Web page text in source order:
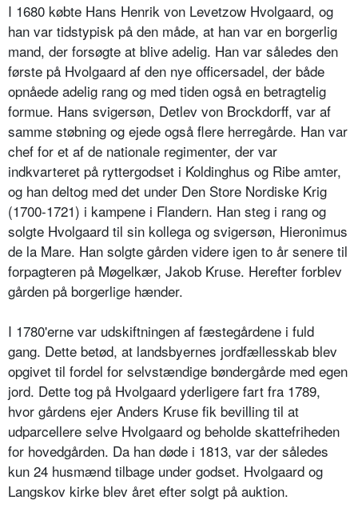
I 1680 købte Hans Henrik von Levetzow Hvolgaard, og
han var tidstypisk på den måde, at han var en borgerlig
mand, der forsøgte at blive adelig. Han var således den
første på Hvolgaard af den nye officersadel, der både
opnåede adelig rang og med tiden også en betragtelig
formue. Hans svigersøn, Detlev von Brockdorff, var af
samme støbning og ejede også flere herregårde. Han var
chef for et af de nationale regimenter, der var
indkvarteret på ryttergodset i Koldinghus og Ribe amter,
og han deltog med det under Den Store Nordiske Krig
(1700-1721) i kampene i Flandern. Han steg i rang og
solgte Hvolgaard til sin kollega og svigersøn, Hieronimus
de la Mare. Han solgte gården videre igen to år senere til
forpagteren på Møgelkær, Jakob Kruse. Herefter forblev
gården på borgerlige hænder.
I 1780'erne var udskiftningen af fæstegårdene i fuld
gang. Dette betød, at landsbyernes jordfællesskab blev
opgivet til fordel for selvstændige bøndergårde med egen
jord. Dette tog på Hvolgaard yderligere fart fra 1789,
hvor gårdens ejer Anders Kruse fik bevilling til at
udparcellere selve Hvolgaard og beholde skattefriheden
for hovedgården. Da han døde i 1813, var der således
kun 24 husmænd tilbage under godset. Hvolgaard og
Langskov kirke blev året efter solgt på auktion.